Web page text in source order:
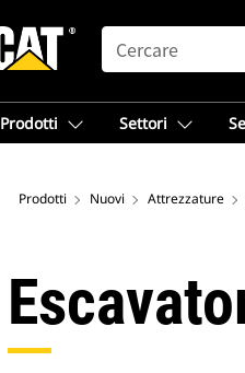
SEARCH
Prodotti Settori
Prodotti Nuovi Attrezzature